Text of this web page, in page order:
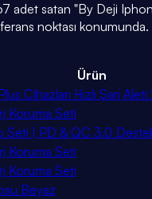
adet satan "By Deji
noktası
Ürün
Cihazları Hızlı Şarj
Koruma Seti
| PD & QC 3.0
Koruma Seti
Koruma Seti
Beyaz